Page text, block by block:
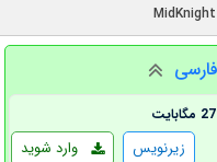
وارد شوید زیرنویس